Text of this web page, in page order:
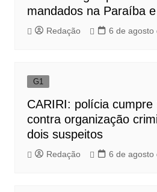
mandados na Paraíba
Redação 6 de agosto
G1
CARIRI: polícia cumpre
contra organização
dois suspeitos
Redação 6 de agosto